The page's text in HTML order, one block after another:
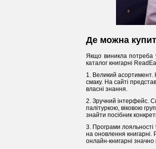
Де можна
Якщо виникла потреба
каталог книгарні
1. Великий асортимент.
смаку. На сайті
власні знання.
2. Зручний інтерфейс.
палітуркою, віковою
знайти посібник
3. Програми лояльності
на оновлення книгарні.
онлайн-книгарні значно